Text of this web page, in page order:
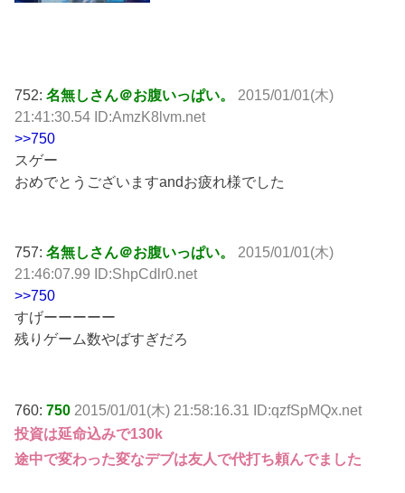
752:名無しさん＠お腹いっぱい。
2015/01/01(木)
21:41:30.54 ID:AmzK8lvm.net
>>750
スゲー
おめでとうございますandお疲れ様でした
757:名無しさん＠お腹いっぱい。
2015/01/01(木)
21:46:07.99 ID:ShpCdlr0.net
>>750
すげーーーーー
残りゲーム数やばすぎだろ
760:750 2015/01/01(木) 21:58:16.31 ID:qzfSpMQx.net
投資は延命込みで130k
途中で変わった変なデブは友人で代打ち頼んでました